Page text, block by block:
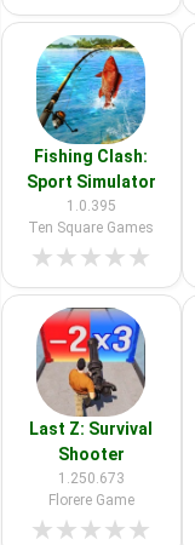
Fishing Clash:
Sport Simulator
1.0.395
Ten Square Games
★★★★★
Last Z: Survival
Shooter
1.250.673
Florere Game
★★★★★